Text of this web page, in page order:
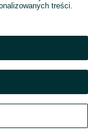
Czat Konto
treści.